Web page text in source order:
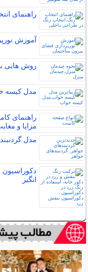
راهنمای
آموزش
روش هایی
مدل کیسه
راهنمای
مزایا و
مدل
دکوراسیون
انگیز